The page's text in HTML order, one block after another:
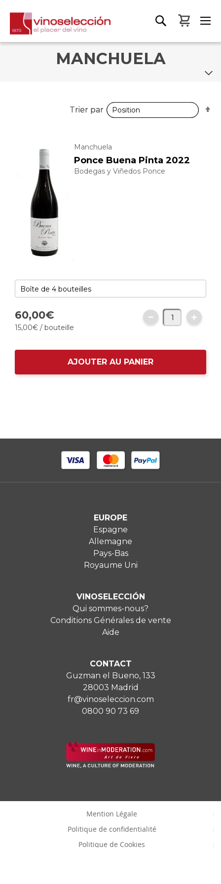
Mon
MANCHUELA
Manchuela
Ponce Buena Pinta 2022
Bodegas y Viñedos Ponce
60,00€
15,00€ / bouteille
AJOUTER AU PANIER
Trier par
Trier par
EUROPE
Espagne
Allemagne
Pays-Bas
Royaume Uni
VINOSELECCIÓN
Qui sommes-nous?
Conditions Générales de vente
Aide
CONTACT
Guzman el Bueno, 133
28003 Madrid
fr@vinoseleccion.com
0800 90 73 69
Mention Légale
Politique de confidentialité
Politique de Cookies